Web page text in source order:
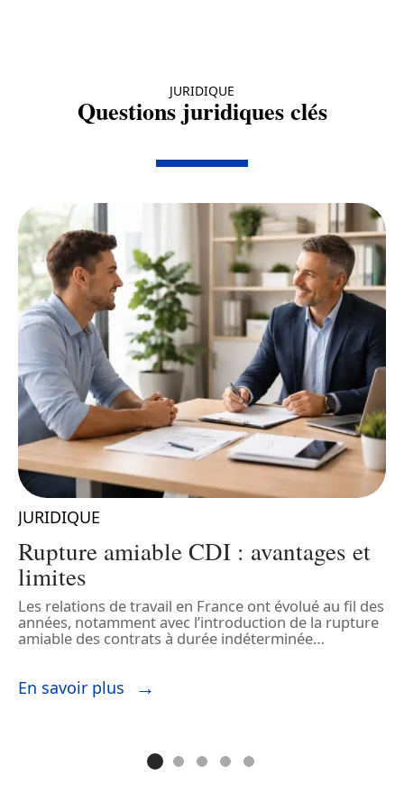
JURIDIQUE
Questions juridiques clés
JURIDIQUE
Rupture amiable CDI : avantages et
limites
Les relations de travail en France ont évolué au fil des
années, notamment avec l’introduction de la rupture
amiable des contrats à durée indéterminée…
En savoir plus